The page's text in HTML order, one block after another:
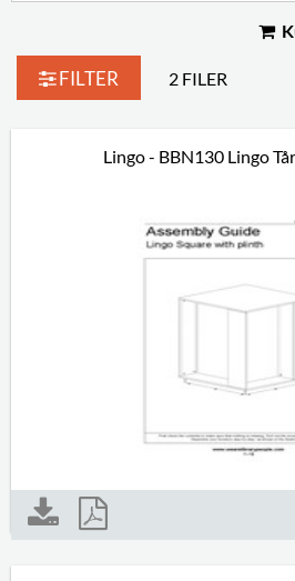
Kontakt os
FILTER 2 FILER
Lingo - BBN130 Lingo